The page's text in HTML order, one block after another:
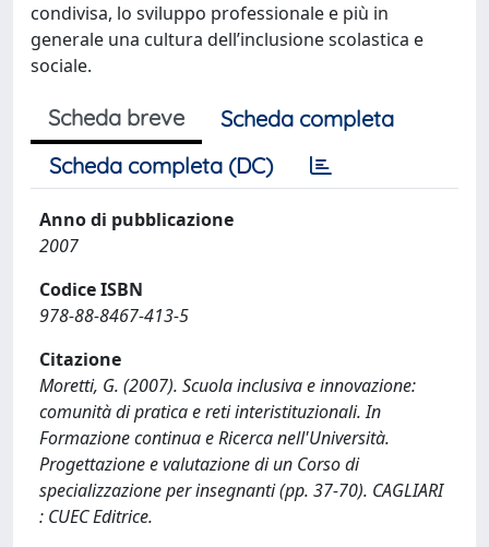
condivisa, lo sviluppo professionale e più in
generale una cultura dell’inclusione scolastica e
sociale.
Scheda breve
Scheda completa
Scheda completa (DC)
Anno di pubblicazione
2007
Codice ISBN
978-88-8467-413-5
Citazione
Moretti, G. (2007). Scuola inclusiva e innovazione:
comunità di pratica e reti interistituzionali. In
Formazione continua e Ricerca nell'Università.
Progettazione e valutazione di un Corso di
specializzazione per insegnanti (pp. 37-70). CAGLIARI
: CUEC Editrice.